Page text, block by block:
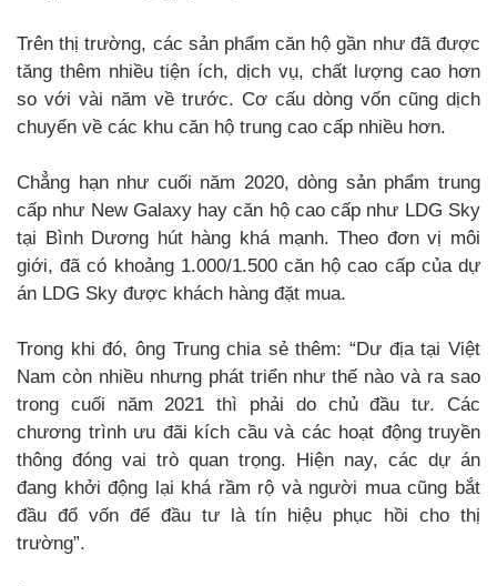
Trên thị trường, các sản phẩm căn hộ gần như đã được
tăng thêm nhiều tiện ích, dịch vụ, chất lượng cao hơn
so với vài năm về trước. Cơ cấu dòng vốn cũng dịch
chuyển về các khu căn hộ trung cao cấp nhiều hơn.
Chẳng hạn như cuối năm 2020, dòng sản phẩm trung
cấp như New Galaxy hay căn hộ cao cấp như LDG Sky
tại Bình Dương hút hàng khá mạnh. Theo đơn vị môi
giới, đã có khoảng 1.000/1.500 căn hộ cao cấp của dự
án LDG Sky được khách hàng đặt mua.
Trong khi đó, ông Trung chia sẻ thêm: “Dư địa tại Việt
Nam còn nhiều nhưng phát triển như thế nào và ra sao
trong cuối năm 2021 thì phải do chủ đầu tư. Các
chương trình ưu đãi kích cầu và các hoạt động truyền
thông đóng vai trò quan trọng. Hiện nay, các dự án
đang khởi động lại khá rầm rộ và người mua cũng bắt
đầu đổ vốn để đầu tư là tín hiệu phục hồi cho thị
trường”.